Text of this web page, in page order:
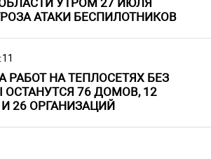
УТРОМ 27 ИЮЛЯ
АТАКИ БЕСПИЛОТНИКОВ
РАБОТ НА ТЕПЛОСЕТЯХ БЕЗ
76 ДОМОВ, 12
26 ОРГАНИЗАЦИЙ